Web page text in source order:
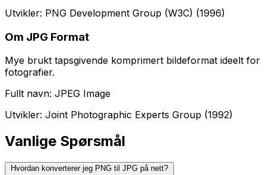
Utvikler: PNG Development Group (W3C) (1996)
Om JPG Format
Mye brukt tapsgivende komprimert bildeformat ideelt for
fotografier.
Fullt navn: JPEG Image
Utvikler: Joint Photographic Experts Group (1992)
Vanlige Spørsmål
Hvordan konverterer jeg PNG til JPG på nett?